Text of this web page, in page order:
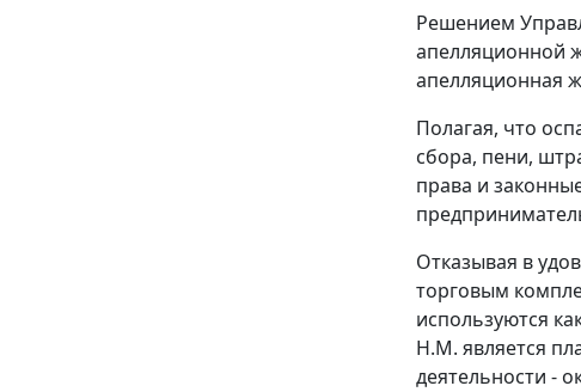
Решением
апелляционной
апелляционная
Полагая, что
сбора, пени,
права и
Отказывая в
торговым
используются
Н.М. является
деятельности -